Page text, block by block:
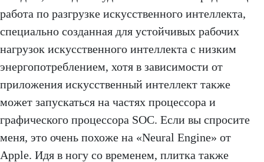
работа по разгрузке искусственного интеллекта,
специально созданная для устойчивых рабочих
нагрузок искусственного интеллекта с низким
энергопотреблением, хотя в зависимости от
приложения искусственный интеллект также
может запускаться на частях процессора и
графического процессора SOC. Если вы спросите
меня, это очень похоже на «Neural Engine» от
Apple. Идя в ногу со временем, плитка также